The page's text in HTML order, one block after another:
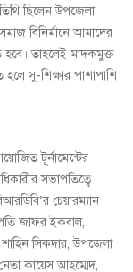
ছিলেন উপজেলা
বিনির্মানে আমাদের
তাহলেই মাদকমুক্ত
সু-শিক্ষার পাশাপাশি
টূর্নামেন্টের
সভাপতিত্বে
চেয়ারম্যান
জাফর ইকবাল,
সিকদার, উপজেলা
কায়েস আহম্মেদ,